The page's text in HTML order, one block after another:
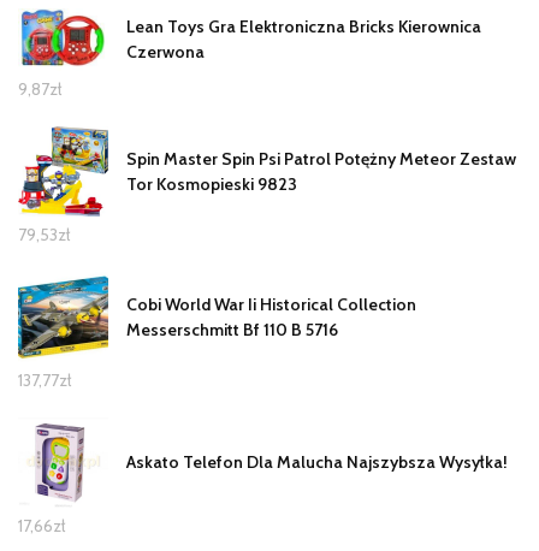
Lean Toys Gra Elektroniczna Bricks Kierownica
Czerwona
9,87zł
Spin Master Spin Psi Patrol Potężny Meteor Zestaw
Tor Kosmopieski 9823
79,53zł
Cobi World War Ii Historical Collection
Messerschmitt Bf 110 B 5716
137,77zł
Askato Telefon Dla Malucha Najszybsza Wysyłka!
17,66zł